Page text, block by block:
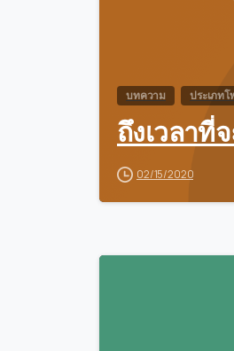
บทความ ประเภท
ถึงเวลาที่
02/15/2020